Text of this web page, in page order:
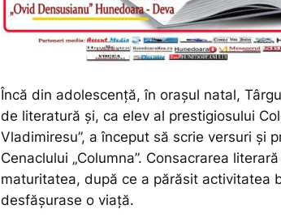
Încă din adolescență, în orașul natal,
de literatură și, ca elev al prestigiosului
Vladimiresu”, a început să scrie versuri și
Cenaclului „Columna”. Consacrarea
maturitatea, după ce a părăsit activitatea
desfășurase o viață.